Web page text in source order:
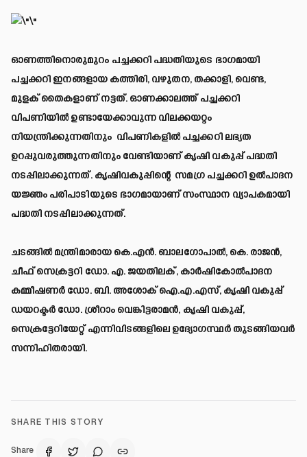
ഓണത്തിനൊരുമുറം പച്ചക്കറി പദ്ധതിയുടെ ഭാഗമായി
പച്ചക്കറി ഇനങ്ങളായ കത്തിരി, വഴുതന, തക്കാളി, വെണ്ട,
മുളക് തൈകളാണ് നട്ടത്. ഓണക്കാലത്ത് പച്ചക്കറി
വിപണിയിൽ ഉണ്ടായേക്കാവുന്ന വിലക്കയറ്റം
നിയന്ത്രിക്കുന്നതിനും വിപണികളിൽ പച്ചക്കറി ലഭ്യത
ഉറപ്പുവരുത്തുന്നതിനും വേണ്ടിയാണ് കൃഷി വകുപ്പ് പദ്ധതി
നടപ്പിലാക്കുന്നത്. കൃഷിവകുപ്പിന്റെ സമഗ്ര പച്ചക്കറി ഉൽപാദന
യജ്ഞം പരിപാടിയുടെ ഭാഗമായാണ് സംസ്ഥാന വ്യാപകമായി
പദ്ധതി നടപ്പിലാക്കുന്നത്.
ചടങ്ങിൽ മന്ത്രിമാരായ കെ.എൻ. ബാലഗോപാൽ, കെ. രാജൻ,
ചീഫ് സെക്രട്ടറി ഡോ. എ. ജയതിലക്, കാർഷികോൽപാദന
കമ്മീഷണർ ഡോ. ബി. അശോക് ഐ.എ.എസ്, കൃഷി വകുപ്പ്
ഡയറക്ടർ ഡോ. ശ്രീറാം വെങ്കിട്ടരാമൻ, കൃഷി വകുപ്പ്,
സെക്രട്ടേറിയേറ്റ് എന്നിവിടങ്ങളിലെ ഉദ്യോഗസ്ഥർ തുടങ്ങിയവർ
സന്നിഹിതരായി.
SHARE THIS STORY
Share